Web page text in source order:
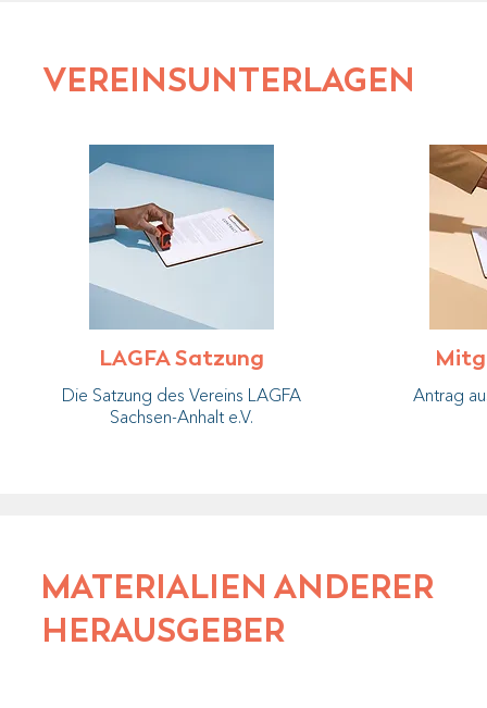
VEREINSUNTERLAGEN
LAGFA Satzung
Die Satzung des Vereins LAGFA
Sachsen-Anhalt e.V.
Antrag
MATERIALIEN ANDERER
HERAUSGEBER